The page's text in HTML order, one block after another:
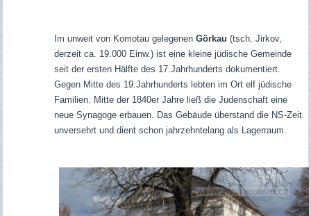
Im unweit von Komotau gelegenen Görkau (tsch. Jirkov,
derzeit ca. 19.000 Einw.) ist eine kleine jüdische Gemeinde
seit der ersten Hälfte des 17.Jahrhunderts dokumentiert.
Gegen Mitte des 19.Jahrhunderts lebten im Ort elf jüdische
Familien. Mitte der 1840er Jahre ließ die Judenschaft eine
neue Synagoge erbauen. Das Gebäude überstand die NS-Zeit
unversehrt und dient schon jahrzehntelang als Lagerraum.